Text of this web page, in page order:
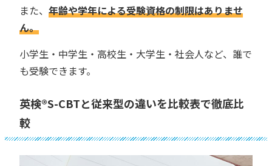
また、 年齢や学年による受験資格の制限はありませ
ん。
小学生・中学生・高校生・大学生・社会人など、誰で
も受験できます。
英検®︎S-CBTと従来型の違いを比較表で徹底比
較